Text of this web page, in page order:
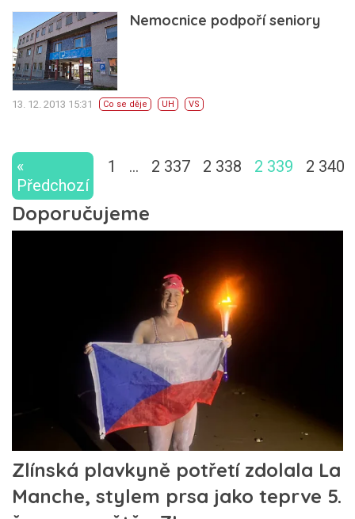
Nemocnice podpoří seniory
13. 12. 2013 15:31 Co se děje UH VS
«
Předchozí
1 … 2 337 2 338 2 339 2 340